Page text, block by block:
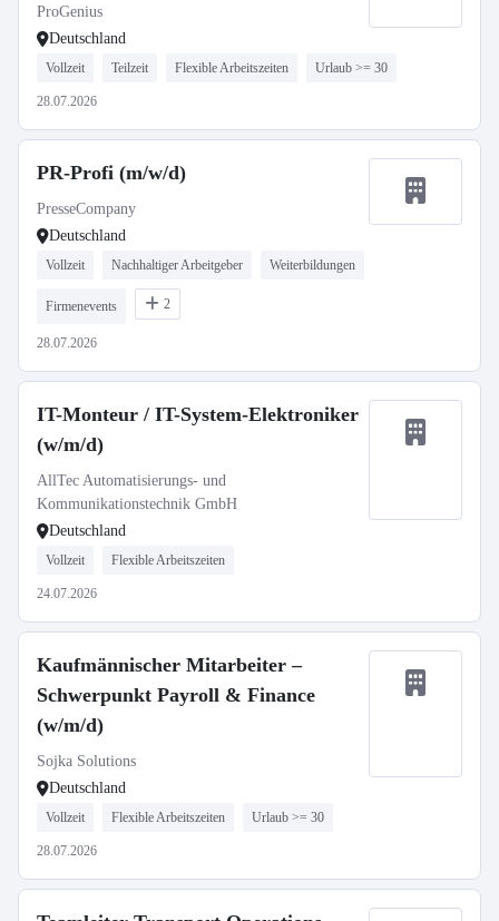
ProGenius
Deutschland
Vollzeit Teilzeit Flexible Arbeitszeiten Urlaub >= 30
28.07.2026
PR-Profi (m/w/d)
PresseCompany
Deutschland
Vollzeit Nachhaltiger Arbeitgeber Weiterbildungen
Firmenevents 2
28.07.2026
IT-Monteur / IT-System-Elektroniker
(w/m/d)
AllTec Automatisierungs- und
Kommunikationstechnik GmbH
Deutschland
Vollzeit Flexible Arbeitszeiten
24.07.2026
Kaufmännischer Mitarbeiter –
Schwerpunkt Payroll & Finance
(w/m/d)
Sojka Solutions
Deutschland
Vollzeit Flexible Arbeitszeiten Urlaub >= 30
28.07.2026